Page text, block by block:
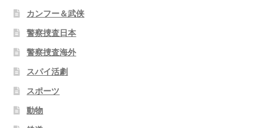
カンフー＆武侠
警察捜査日本
警察捜査海外
スパイ活劇
スポーツ
動物